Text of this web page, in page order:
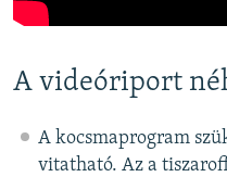
A videóriport
A kocsmaprogram
vitatható. Az a